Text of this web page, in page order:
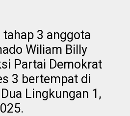
tahap 3 anggota
Wiliam Billy
Partai Demokrat
3 bertempat di
Lingkungan 1,